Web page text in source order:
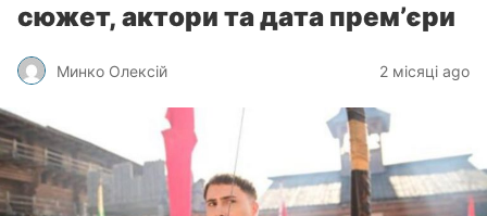
сюжет, актори та дата прем’єри
Минко Олексій 2 місяці ago